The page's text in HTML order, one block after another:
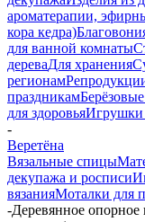
ароматерапии,
кора кедра)
для ванной комнаты
дереваДля хранения
регионам
праздникам
для здоровьяИгрушки
-
Веретёна
Вязальные спицы
декупажа и росписи
вязанияМоталки для
-Деревянное опорное